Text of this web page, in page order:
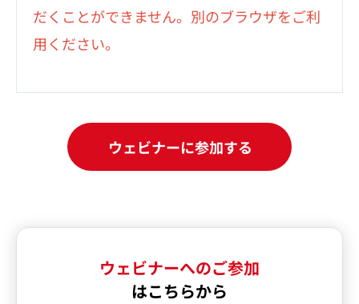
だくことができません。別のブラウザをご利
用ください。
ウェビナーに参加する
ウェビナーへのご参加
はこちらから